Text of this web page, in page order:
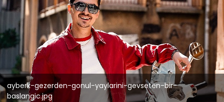
ayberk-gezerden-gonul-yaylarini-gevseten-bir-
baslangic.jpg